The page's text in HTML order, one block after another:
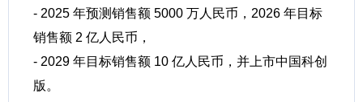
- 2025 年预测销售额 5000 万人民币，2026 年目标
销售额 2 亿人民币，
- 2029 年目标销售额 10 亿人民币，并上市中国科创
版。